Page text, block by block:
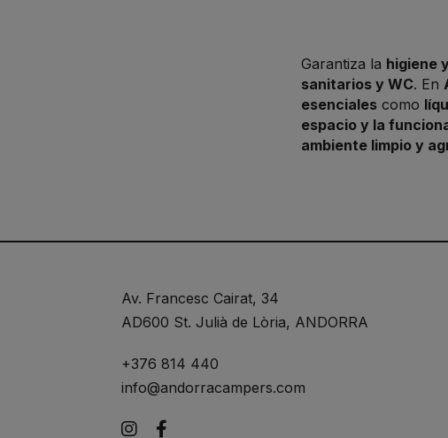
Garantiza la higiene
sanitarios y WC. En
esenciales como
espacio y la
ambiente limpio y
Av. Francesc Cairat, 34
AD600 St. Julià de Lòria, ANDORRA
+376 814 440
info@andorracampers.com
Instagram